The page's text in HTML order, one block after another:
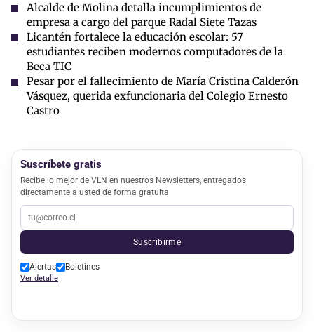
Alcalde de Molina detalla incumplimientos de
empresa a cargo del parque Radal Siete Tazas
Licantén fortalece la educación escolar: 57
estudiantes reciben modernos computadores de la
Beca TIC
Pesar por el fallecimiento de María Cristina Calderón
Vásquez, querida exfuncionaria del Colegio Ernesto
Castro
Suscríbete gratis
Recibe lo mejor de VLN en nuestros Newsletters, entregados
directamente a usted de forma gratuita
Suscribirme
Alertas Boletines
Ver detalle